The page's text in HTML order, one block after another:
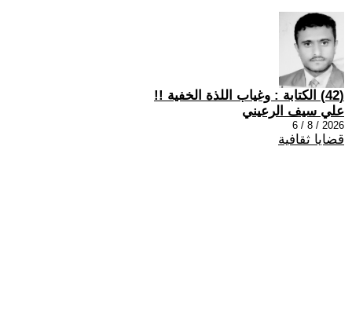
(42) الكتابة : وغياب اللذة الخفية !!
علي سيف الرعيني
2026 / 8 / 6
قضايا ثقافية